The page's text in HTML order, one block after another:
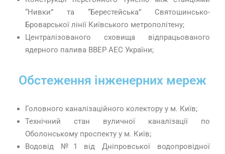
“Нивки” та “Берестейська” Святошинсько-
Броварської лінії Київського метрополітену;
Централізованого сховища відпрацьованого
ядерного палива ВВЕР АЕС України;
Обстеження інженерних мереж
Головного каналізаційного колектору у м. Київ;
Технічний стан вуличної каналізації по
Оболонському проспекту у м. Київ;
Водовід №1 від Дніпровської водопровідної